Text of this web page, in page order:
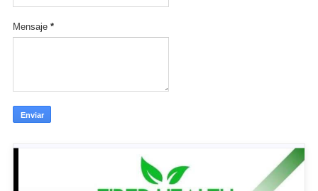
Mensaje *